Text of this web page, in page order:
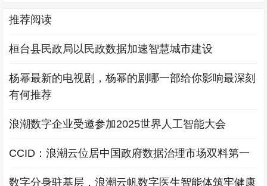
推荐阅读
桓台县民政局以民政数据加速智慧城市建设
杨幂最新的电视剧，杨幂的剧哪一部给你影响最深刻
有何推荐
浪潮数字企业受邀参加2025世界人工智能大会
CCID：浪潮云位居中国政府数据治理市场双料第一
数字分身驻基层，浪潮云帆数字医生智能体筑牢健康